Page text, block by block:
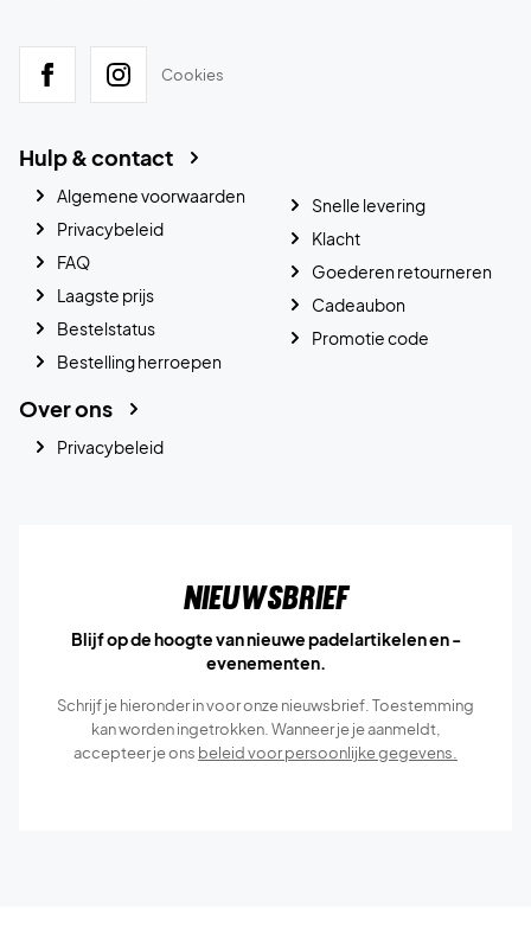
Cookies
Hulp & contact
Algemene voorwaarden
Privacybeleid
FAQ
Laagste prijs
Bestelstatus
Bestelling herroepen
Snelle levering
Klacht
Goederen retourneren
Cadeaubon
Promotie code
Over ons
Privacybeleid
Nieuwsbrief
Blijf op de hoogte van nieuwe padelartikelen en -
evenementen.
Schrijf je hieronder in voor onze nieuwsbrief. Toestemming
kan worden ingetrokken. Wanneer je je aanmeldt,
accepteer je ons beleid voor persoonlijke gegevens.